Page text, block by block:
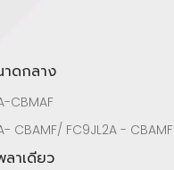
ดกลาง
CBMAF
CBAMF/ FC9JL2A - CBAMF
ลาเดียว